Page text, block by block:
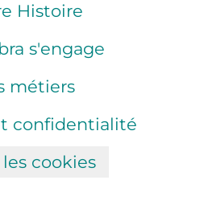
Histoire
s'engage
métiers
confidentialité
les cookies